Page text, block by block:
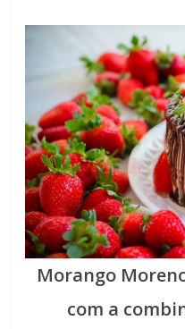
Morango
com a